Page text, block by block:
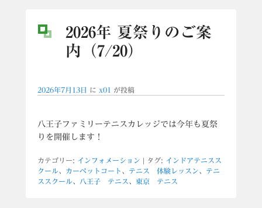
2026年 夏祭りのご案
内（7/20）
2026年7月13日 に x01 が投稿
八王子ファミリーテニスカレッジでは今年も夏祭
りを開催します！
カテゴリー: インフォメーション タグ: インドアテニスス
クール、 カーペットコート 、 テニス 体験レッスン、 テニ
ススクール、 八王子 テニス 、 東京 テニス